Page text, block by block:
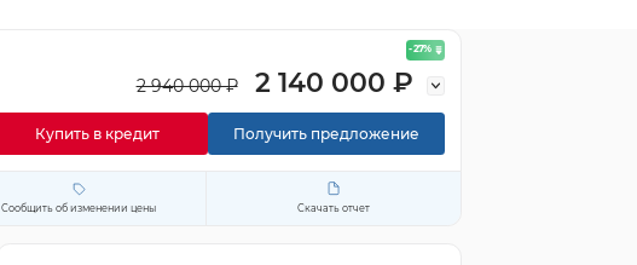
- 27%
2 940 000 ₽ 2 140 000 ₽
Купить в кредит Получить предложение
Сообщить об изменении цены Скачать отчет